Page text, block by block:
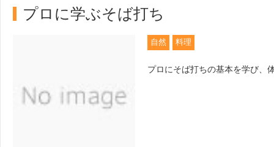
プロに学ぶそば打ち
自然 料理
プロにそば打ちの基本を学び、